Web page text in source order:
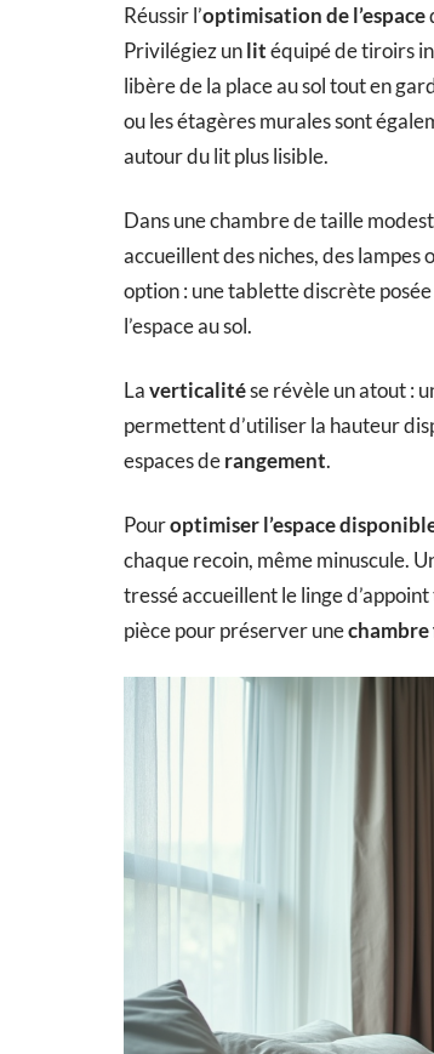
Réussir l’optimisation de l’espace
Privilégiez unlitéquipé de tiroirs
libère de la place au sol tout en
ou les étagères murales sont
autour du lit plus lisible.
Dans une chambre de taille
accueillent des niches, des lampes
option : une tablette discrète
l’espace au sol.
Laverticalitése révèle un atout :
permettent d’utiliser la hauteur
espaces derangement.
Pouroptimiser l’espace
chaque recoin, même minuscule.
tressé accueillent le linge
pièce pour préserver une